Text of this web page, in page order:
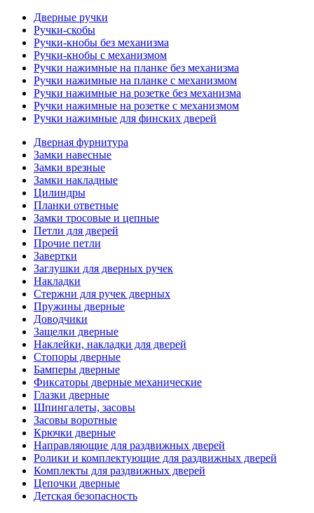
Дверные ручки
Ручки-скобы
Ручки-кнобы без механизма
Ручки-кнобы с механизмом
Ручки нажимные на планке без механизма
Ручки нажимные на планке с механизмом
Ручки нажимные на розетке без механизма
Ручки нажимные на розетке с механизмом
Ручки нажимные для финских дверей
Дверная фурнитура
Замки навесные
Замки врезные
Замки накладные
Цилиндры
Планки ответные
Замки тросовые и цепные
Петли для дверей
Прочие петли
Завертки
Заглушки для дверных ручек
Накладки
Стержни для ручек дверных
Пружины дверные
Доводчики
Защелки дверные
Наклейки, накладки для дверей
Стопоры дверные
Бамперы дверные
Фиксаторы дверные механические
Глазки дверные
Шпингалеты, засовы
Засовы воротные
Крючки дверные
Направляющие для раздвижных дверей
Ролики и комплектующие для раздвижных дверей
Комплекты для раздвижных дверей
Цепочки дверные
Детская безопасность